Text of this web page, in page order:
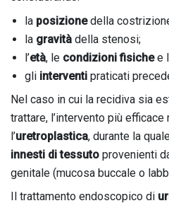
la posizionedella
la gravità della stenosi;
l’età, le condizioni fisichee
gli interventi praticati
Nel caso in cui la recidiva sia
trattare, l’intervento più
l’uretroplastica, durante la
innesti di tessuto provenienti
genitale (mucosa buccale o
Il trattamento endoscopico di